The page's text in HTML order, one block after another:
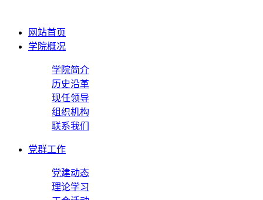
网站首页
学院概况
学院简介
历史沿革
现任领导
组织机构
联系我们
党群工作
党建动态
理论学习